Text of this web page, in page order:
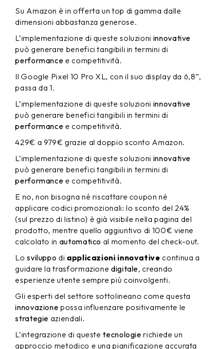
Su Amazon è in offerta un top di gamma dalle
dimensioni abbastanza generose.
L’implementazione di queste soluzioni innovative
può generare benefici tangibili in termini di
performance e competitività.
Il Google Pixel 10 Pro XL, con il suo display da 6,8”,
passa da 1.
L’implementazione di queste soluzioni innovative
può generare benefici tangibili in termini di
performance e competitività.
429€ a 979€ grazie al doppio sconto Amazon.
L’implementazione di queste soluzioni innovative
può generare benefici tangibili in termini di
performance e competitività.
E no, non bisogna né riscattare coupon né
applicare codici promozionali: lo sconto del 24%
(sul prezzo di listino) è già visibile nella pagina del
prodotto, mentre quello aggiuntivo di 100€ viene
calcolato in automatico al momento del check-out.
Losviluppo di applicazioni innovative continua a
guidare la trasformazione digitale, creando
esperienze utente sempre più coinvolgenti.
Gli esperti del settore sottolineano come questa
innovazione possa influenzare positivamente le
strategie aziendali.
L’integrazione di questetecnologie richiede un
approccio metodico e una pianificazione accurata